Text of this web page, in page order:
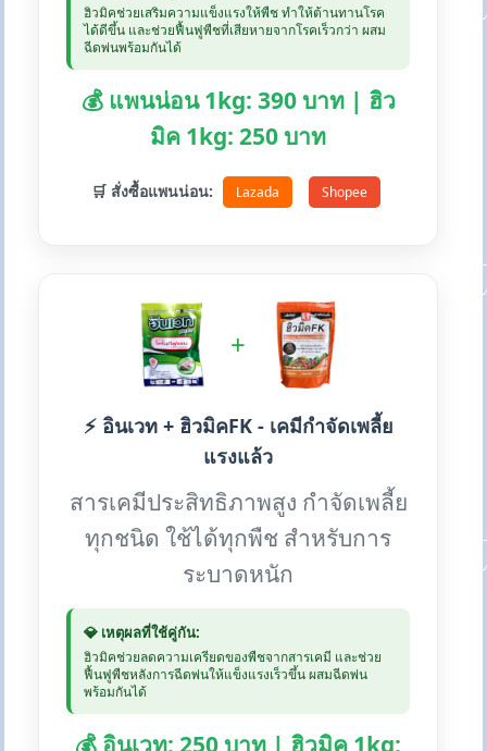
ฮิวมิคช่วยเสริมความแข็งแรงให้พืช ทำให้ต้านทานโรค
ได้ดีขึ้น และช่วยฟื้นฟูพืชที่เสียหายจากโรคเร็วกว่า ผสม
ฉีดพ่นพร้อมกันได้
💰 แพนน่อน 1kg: 390 บาท | ฮิว
มิค 1kg: 250 บาท
🛒 สั่งซื้อแพนน่อน: Lazada Shopee
+
⚡ อินเวท + ฮิวมิคFK - เคมีกำจัดเพลี้ย
แรงแล้ว
สารเคมีประสิทธิภาพสูง กำจัดเพลี้ย
ทุกชนิด ใช้ได้ทุกพืช สำหรับการ
ระบาดหนัก
💎 เหตุผลที่ใช้คู่กัน:
ฮิวมิคช่วยลดความเครียดของพืชจากสารเคมี และช่วย
ฟื้นฟูพืชหลังการฉีดพ่นให้แข็งแรงเร็วขึ้น ผสมฉีดพ่น
พร้อมกันได้
💰 อินเวท: 250 บาท | ฮิวมิค 1kg: